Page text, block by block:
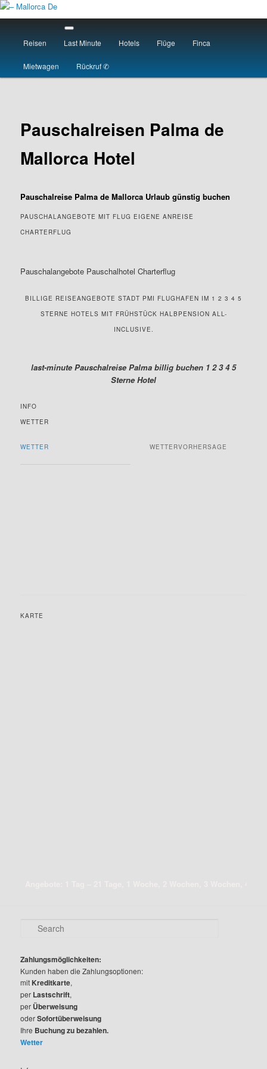
Skip
to
content– Mallorca De
Reisen Last Minute Hotels Flüge Finca
Mietwagen Rückruf ✆
Pauschalreisen Palma de
Mallorca Hotel
Pauschalreise Palma de Mallorca Urlaub günstig buchen
PAUSCHALANGEBOTE MIT FLUG EIGENE ANREISE
CHARTERFLUG
Pauschalangebote Pauschalhotel Charterflug
BILLIGE REISEANGEBOTE STADT PMI FLUGHAFEN IM 1 2 3 4 5
STERNE HOTELS MIT FRÜHSTÜCK HALBPENSION ALL-
INCLUSIVE.
last-minute Pauschalreise Palma billig buchen 1 2 3 4 5
Sterne Hotel
INFO
WETTER
WETTER WETTERVORHERSAGE
KARTE
r
c
h
Zahlungsmöglichkeiten:
Kunden haben die Zahlungsoptionen:
mit Kreditkarte,
per Lastschrift,
per Überweisung
oderSofortüberweisung
Ihre Buchung zu bezahlen.
Wetter